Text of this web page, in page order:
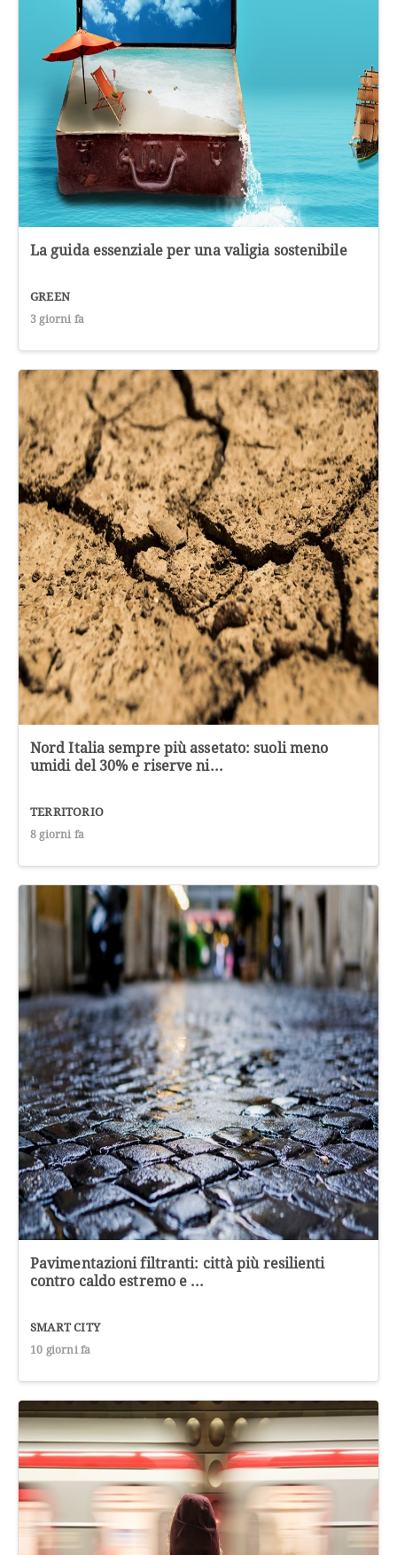
La guida essenziale per una valigia sostenibile
GREEN
3 giorni fa
Nord Italia sempre più assetato: suoli meno
umidi del 30% e riserve ni...
TERRITORIO
8 giorni fa
Pavimentazioni filtranti: città più resilienti
contro caldo estremo e ...
SMART CITY
10 giorni fa